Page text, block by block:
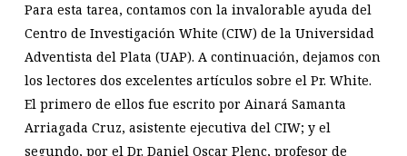
Para esta tarea, contamos con la invalorable ayuda del
Centro de Investigación White (CIW) de la Universidad
Adventista del Plata (UAP). A continuación, dejamos con
los lectores dos excelentes artículos sobre el Pr. White.
El primero de ellos fue escrito por Ainará Samanta
Arriagada Cruz, asistente ejecutiva del CIW; y el
segundo, por el Dr. Daniel Oscar Plenc, profesor de